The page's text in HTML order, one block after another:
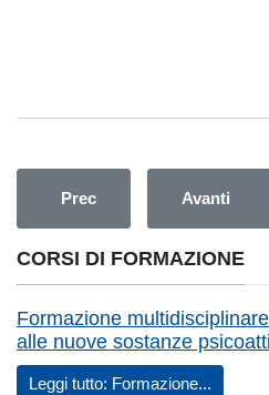
Articolo precedente: Corsi
Prec Articolo
Avanti
CORSI DI FORMAZIONE
Formazione
alle nuove sostanze
Leggi tutto: Formazione...